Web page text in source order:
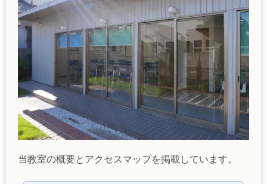
当教室の概要とアクセスマップを掲載しています。